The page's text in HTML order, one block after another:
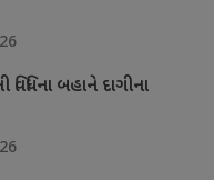
વિધિના બહાને દાગીના